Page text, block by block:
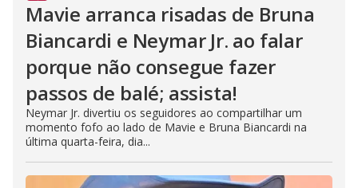
Mavie arranca risadas de Bruna
Biancardi e Neymar Jr. ao falar
porque não consegue fazer
passos de balé; assista!
Neymar Jr. divertiu os seguidores ao compartilhar um
momento fofo ao lado de Mavie e Bruna Biancardi na
última quarta-feira, dia...